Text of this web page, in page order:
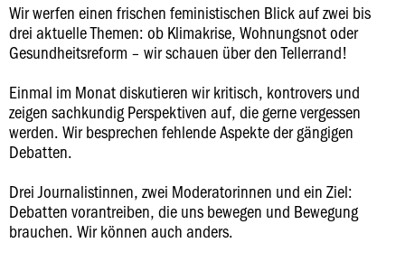
Wir werfen einen frischen feministischen Blick auf zwei bis
drei aktuelle Themen: ob Klimakrise, Wohnungsnot oder
Gesundheitsreform – wir schauen über den Tellerrand!
Einmal im Monat diskutieren wir kritisch, kontrovers und
zeigen sachkundig Perspektiven auf, die gerne vergessen
werden. Wir besprechen fehlende Aspekte der gängigen
Debatten.
Drei Journalistinnen, zwei Moderatorinnen und ein Ziel:
Debatten vorantreiben, die uns bewegen und Bewegung
brauchen. Wir können auch anders.